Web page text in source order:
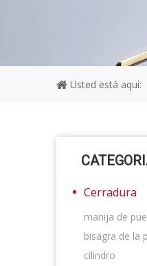
Usted está aquí:
Cerradura
manija de
bisagra de la
cilindro